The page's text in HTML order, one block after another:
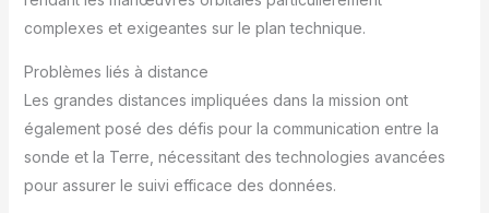
complexes et exigeantes sur le plan technique.
Problèmes liés à distance
Les grandes distances impliquées dans la mission ont
également posé des défis pour la communication entre la
sonde et la Terre, nécessitant des technologies avancées
pour assurer le suivi efficace des données.